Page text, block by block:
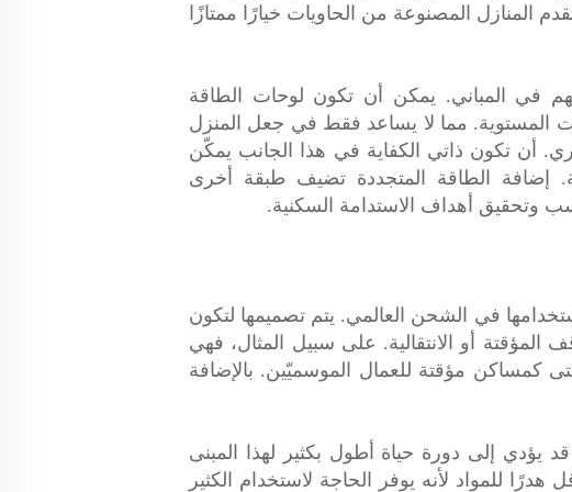
المنازل المصنوعة من الحاويات خيارًا ممتازًا
في المباني. يمكن أن تكون لوحات الطاقة
المستوية. مما لا يساعد فقط في جعل المنزل
أن تكون ذاتي الكفاية في هذا الجانب يمكّن
إضافة الطاقة المتجددة تضيف طبقة أخرى
وتحقيق أهداف الاستدامة السكنية.
في الشحن العالمي. يتم تصميمها لتكون
المؤقتة أو الانتقالية. على سبيل المثال، فهي
كمساكن مؤقتة للعمال الموسميّين. بالإضافة
يؤدي إلى دورة حياة أطول بكثير لهذا المبنى
للمواد لأنه يوفر الحاجة لاستخدام الكثير